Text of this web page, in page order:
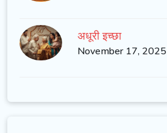
अधूरी इच्छा
November 17, 2025